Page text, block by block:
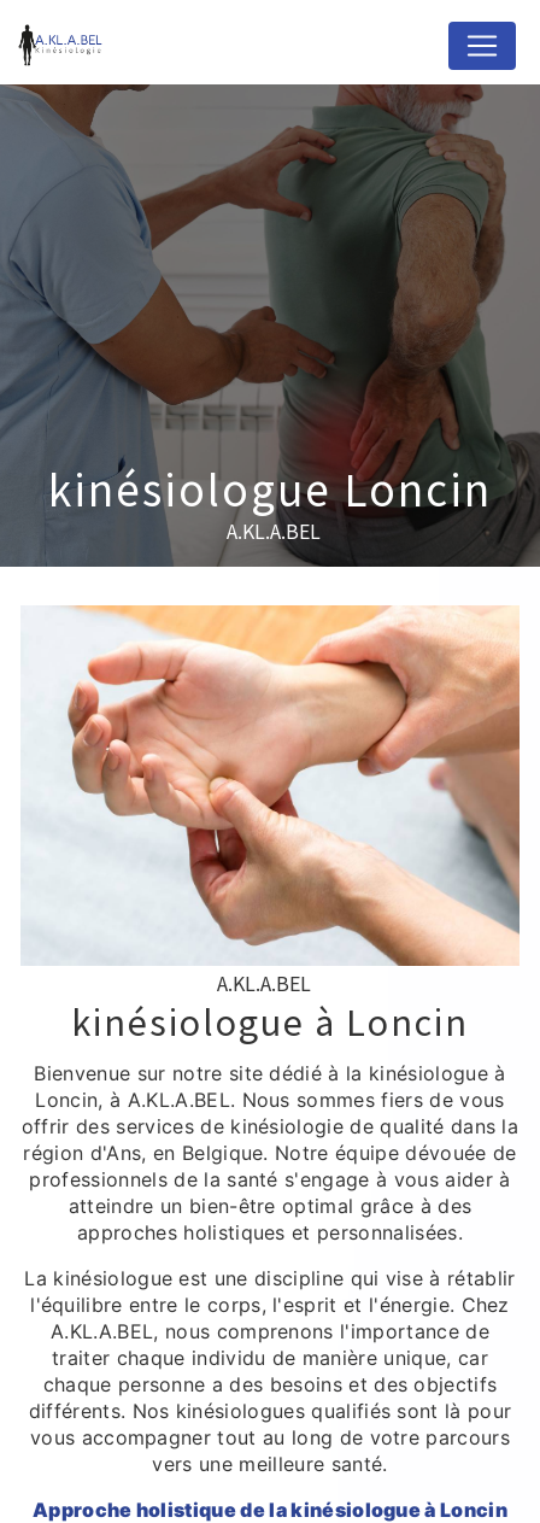
kinésiologue Loncin
A.KL.A.BEL
A.KL.A.BEL
kinésiologue à Loncin
Bienvenue sur notre site dédié à la kinésiologue à
Loncin, à A.KL.A.BEL. Nous sommes fiers de vous
offrir des services de kinésiologie de qualité dans la
région d'Ans, en Belgique. Notre équipe dévouée de
professionnels de la santé s'engage à vous aider à
atteindre un bien-être optimal grâce à des
approches holistiques et personnalisées.
La kinésiologue est une discipline qui vise à rétablir
l'équilibre entre le corps, l'esprit et l'énergie. Chez
A.KL.A.BEL, nous comprenons l'importance de
traiter chaque individu de manière unique, car
chaque personne a des besoins et des objectifs
différents. Nos kinésiologues qualifiés sont là pour
vous accompagner tout au long de votre parcours
vers une meilleure santé.
Approche holistique de la kinésiologue à Loncin